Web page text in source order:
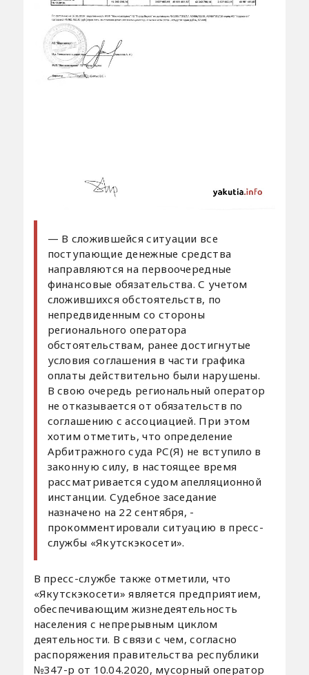
— В сложившейся ситуации все
поступающие денежные средства
направляются на первоочередные
финансовые обязательства. С учетом
сложившихся обстоятельств, по
непредвиденным со стороны
регионального оператора
обстоятельствам, ранее достигнутые
условия соглашения в части графика
оплаты действительно были нарушены.
В свою очередь региональный оператор
не отказывается от обязательств по
соглашению с ассоциацией. При этом
хотим отметить, что определение
Арбитражного суда РС(Я) не вступило в
законную силу, в настоящее время
рассматривается судом апелляционной
инстанции. Судебное заседание
назначено на 22 сентября, -
прокомментировали ситуацию в пресс-
службы «Якутскэкосети».
В пресс-службе также отметили, что
«Якутскэкосети» является предприятием,
обеспечивающим жизнедеятельность
населения с непрерывным циклом
деятельности. В связи с чем, согласно
распоряжения правительства республики
№347-р от 10.04.2020, мусорный оператор